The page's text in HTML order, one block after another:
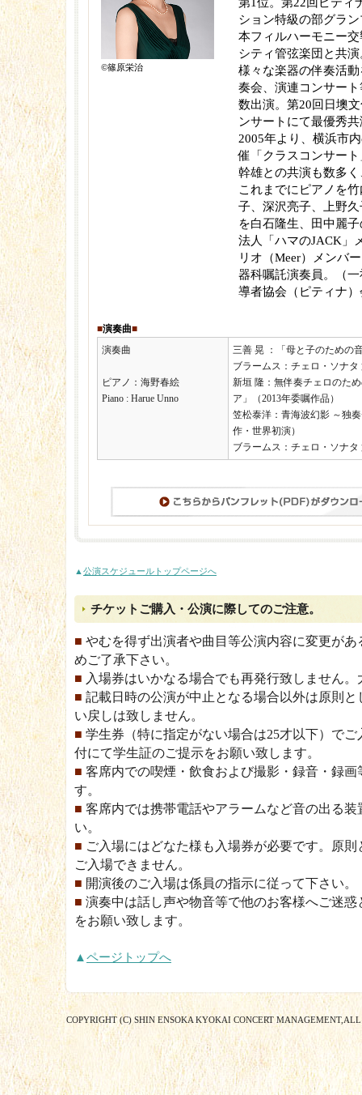
©篠原栄治
ション特級の部グラ
本フィルハーモニー
シティ管弦楽団と共
様々な楽器の伴奏活
奏会、演連コンサー
数出演。第20回日墺
ンサートにて最優秀
2005年より、横浜市
催「クラスコンサー
幹雄との共演も数多
これまでにピアノを
子、深沢亮子、上野
を白石隆生、田中麗
法人「ハマのJACK」
リオ（Meer）メンバ
器科嘱託演奏員。（
導者協会（ピティナ
■演奏曲■
演奏曲
ピアノ：海野春絵
Piano : Harue Unno
三善 晃 ：「母と子のための
ブラームス：チェロ・ソナタ
新垣 隆：無伴奏チェロのた
ア」（2013年委嘱作品）
笠松泰洋：青海波幻影 ～独
作・世界初演）
ブラームス：チェロ・ソナタ
▲ 公演スケジュールトップページへ
チケットご購入・公演に際してのご注意。
■ やむを得ず出演者や曲目等公演内容に変更が
めご了承下さい。
■ 入場券はいかなる場合でも再発行致しません
■ 記載日時の公演が中止となる場合以外は原則
い戻しは致しません。
■ 学生券（特に指定がない場合は25才以下）で
付にて学生証のご提示をお願い致します。
■ 客席内での喫煙・飲食および撮影・録音・録
す。
■ 客席内では携帯電話やアラームなど音の出る
い。
■ ご入場にはどなた様も入場券が必要です。原
ご入場できません。
■ 開演後のご入場は係員の指示に従って下さい。
■ 演奏中は話し声や物音等で他のお客様へご迷
をお願い致します。
▲ ページトップへ
COPYRIGHT (C) SHIN ENSOKA KYOKAI CONCERT MANAGEMENT,ALL